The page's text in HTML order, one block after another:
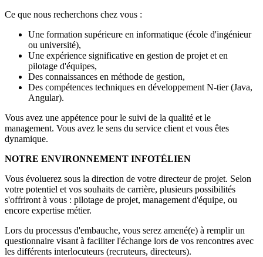
Ce que nous recherchons chez vous :
Une formation supérieure en informatique (école d'ingénieur
ou université),
Une expérience significative en gestion de projet et en
pilotage d'équipes,
Des connaissances en méthode de gestion,
Des compétences techniques en développement N-tier (Java,
Angular).
Vous avez une appétence pour le suivi de la qualité et le
management. Vous avez le sens du service client et vous êtes
dynamique.
NOTRE ENVIRONNEMENT INFOTÉLIEN
Vous évoluerez sous la direction de votre directeur de projet. Selon
votre potentiel et vos souhaits de carrière, plusieurs possibilités
s'offriront à vous : pilotage de projet, management d'équipe, ou
encore expertise métier.
Lors du processus d'embauche, vous serez amené(e) à remplir un
questionnaire visant à faciliter l'échange lors de vos rencontres avec
les différents interlocuteurs (recruteurs, directeurs).